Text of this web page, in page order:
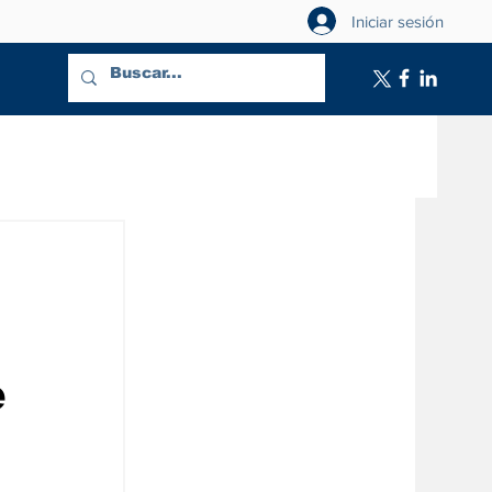
Iniciar sesión